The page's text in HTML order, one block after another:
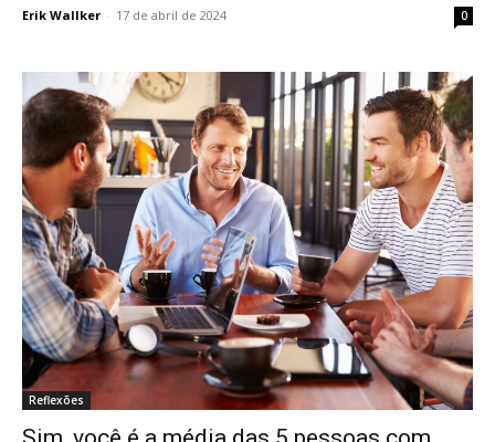
Erik Wallker - 17 de abril de 2024 0
Reflexões